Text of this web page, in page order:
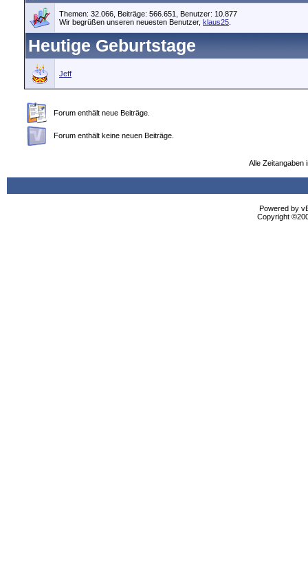
Themen: 32.066, Beiträge: 566.651, Benutzer: 10.877
Wir begrüßen unseren neuesten Benutzer, klaus25
Heutige Geburtstage
Jeff
Forum enthält neue Beiträge.
Forum enthält keine neuen Beiträge.
Alle Zeitangaben
Powered by
Copyright